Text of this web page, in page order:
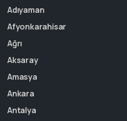
Adıyaman
Afyonkarahisar
Ağrı
Aksaray
Amasya
Ankara
Antalya